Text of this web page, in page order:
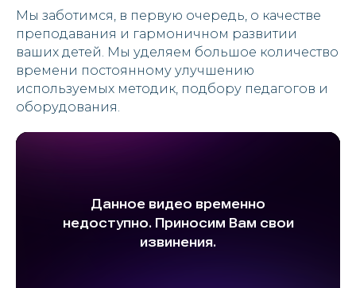
Мы заботимся, в первую очередь, о качестве
преподавания и гармоничном развитии
вашиx детей. Мы уделяем большое количество
времени постоянному улучшению
используемыx методик, подбору педагогов и
оборудования.